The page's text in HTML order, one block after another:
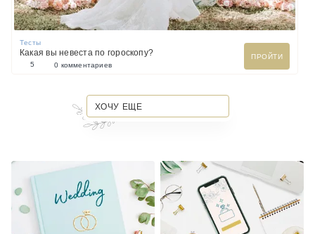
Тесты
Какая вы невеста по гороскопу?
ПРОЙТИ
5
0 комментариев
ХОЧУ ЕЩЕ